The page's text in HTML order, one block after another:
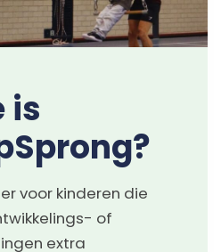
is
voor kinderen die
of
extra